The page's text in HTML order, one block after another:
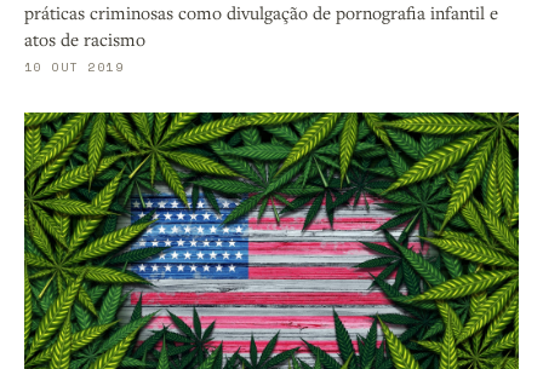
práticas criminosas como divulgação de pornografia infantil e
atos de racismo
10 OUT 2019